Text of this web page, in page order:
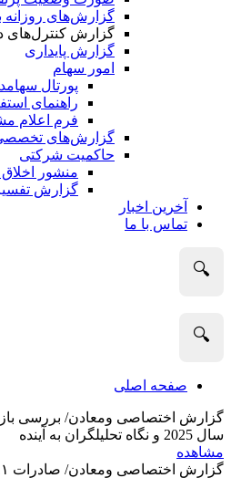
گزارش‌های روزانه
گزارش کنترل‌های
گزارش پایداری
امور سهام
پورتال
راهنمای
فرم اعلام
گزارش‌های
حاکمیت شرکتی
منشور
گزارش
آخرین اخبار
تماس با ما
🔍
🔍
صفحه اصلی
گزارش اختصاصی ومعادن/ بررسی
سال 2025 و نگاه تحلیلگران به آینده
مشاهده